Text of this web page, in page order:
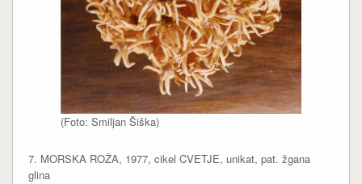
(Foto: Smiljan Šiška)
7. MORSKA ROŽA, 1977, cikel CVETJE, unikat, pat. žgana
glina